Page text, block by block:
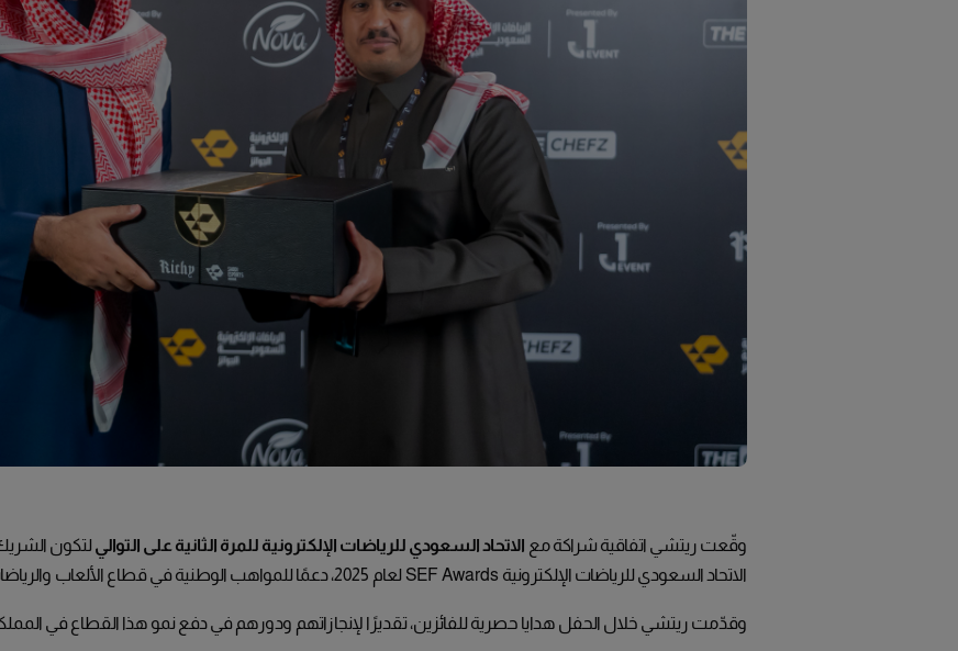
وقّعت ريتشي اتفاقية شراكة مع الاتحاد السعودي للرياضات الإلكترونية للمرة الثانية على التوالي لتكون
الاتحاد السعودي للرياضات الإلكترونية SEF Awards لعام 2025، دعمًا للمواهب الوطنية في قطاع الألعاب والرياضات الإلكترونية.
وقدّمت ريتشي خلال الحفل هدايا حصرية للفائزين، تقديرًا لإنجازاتهم ودورهم في دفع نمو هذا القطاع في